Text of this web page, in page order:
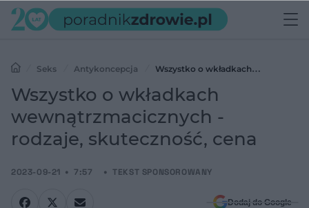
Seks Antykoncepcja
Wszystko o wkładkach
wewnątrzmacicznych - rodzaje, skuteczność, cena
Wszystko o wkładkach
wewnątrzmacicznych -
rodzaje, skuteczność, cena
2023-09-21 7:57 TEKST SPONSOROWANY
Dodaj do Google